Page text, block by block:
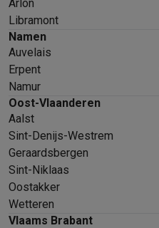
Arlon
Libramont
Namen
Auvelais
Erpent
Namur
Oost-Vlaanderen
Aalst
Sint-Denijs-Westrem
Geraardsbergen
Sint-Niklaas
Oostakker
Wetteren
Vlaams Brabant